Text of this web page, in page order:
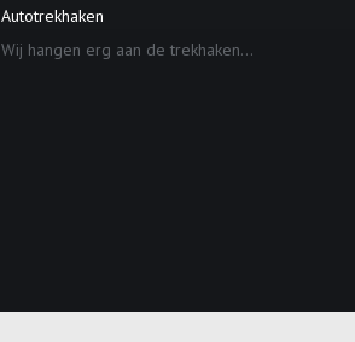
Autotrekhaken
Wij hangen erg aan de trekhaken...